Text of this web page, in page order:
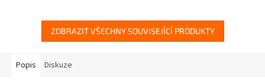
ZOBRAZIT VŠECHNY SOUVISEJÍCÍ PRODUKTY
Popis Diskuze